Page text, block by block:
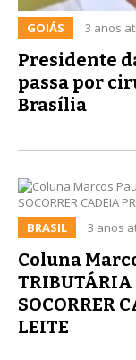
GOIÁS 3 anos
Presidente
passa por
Brasília
BRASIL 3 anos
Coluna
TRIBUTÁRIA
SOCORRER
LEITE